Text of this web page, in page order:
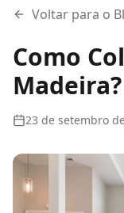
Voltar para o
Como
Madeira?
23 de setembro